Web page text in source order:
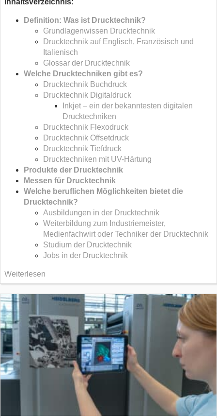
Inhaltsverzeichnis:
Definition: Was ist Drucktechnik?
Grundlagenwissen Drucktechnik
Drucktechnik auf Englisch, Französisch und
Italienisch
Glossar der Drucktechnik
Welche Drucktechniken gibt es?
Drucktechnik Buchdruck
Drucktechnik Digitaldruck
Inkjet – ein der bekanntesten digitalen
Drucktechniken
Drucktechnik Flexodruck
Drucktechnik Offsetdruck
Drucktechnik Tiefdruck
Drucktechniken mit UV-Härtung
Produkte der Drucktechnik
Messen für Drucktechnik
Welche beruflichen Möglichkeiten bietet die
Drucktechnik?
Ausbildungen in der Drucktechnik
Weiterbildung zum Industriemeister,
Medienfachwirt oder Techniker der Drucktechnik
Studium der Drucktechnik
Jobs in der Drucktechnik
Weiterlesen